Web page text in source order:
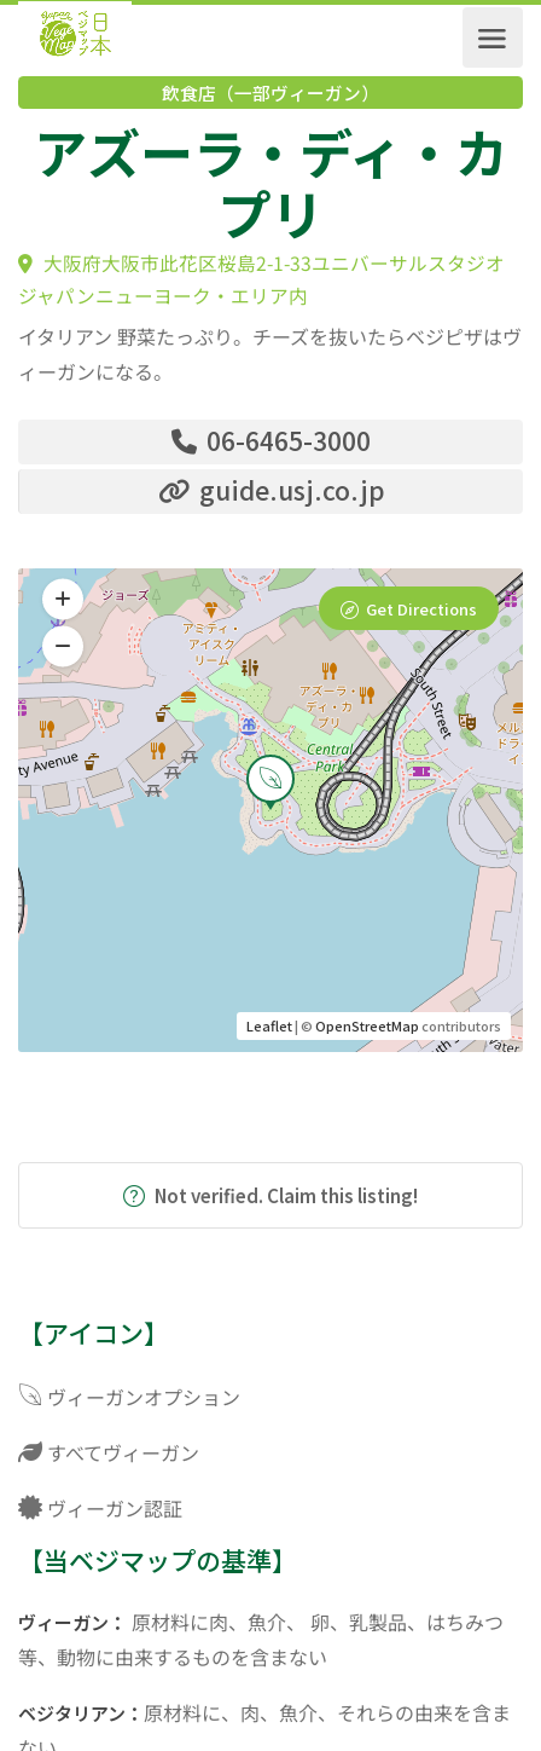
飲食店（一部ヴィーガン）
アズーラ・ディ・
プリ
大阪府大阪市此花区桜島2-1-33ユニバーサルスタジ
ジャパンニューヨーク・エリア内
イタリアン 野菜たっぷり。チーズを抜いたらベジピザはヴ
ィーガンになる。
06-6465-3000
guide.usj.co.jp
Leaflet| ©OpenStreetMapcontributors
Get Directions
Not verified. Claim this listing!
【アイコン】
ヴィーガンオプション
すべてヴィーガン
ヴィーガン認証
【当ベジマップの基準】
ヴィーガン： 原材料に肉、魚介、 卵、乳製品、はちみつ
等、動物に由来するものを含まない
ベジタリアン： 原材料に、肉、魚介、それらの由来を含ま